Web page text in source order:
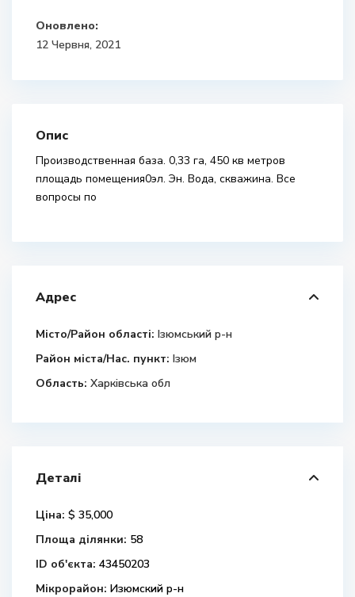
Оновлено:
12 Червня, 2021
Опис
Производственная база. 0,33 га, 450 кв метров
площадь помещения0эл. Эн. Вода, скважина. Все
вопросы по
Адрес
Місто/Район області: Ізюмський р-н
Район міста/Нас. пункт: Ізюм
Область: Харківська обл
Деталі
Ціна: $ 35,000
Площа ділянки: 58
ID об'єкта: 43450203
Мікрорайон: Изюмский р-н